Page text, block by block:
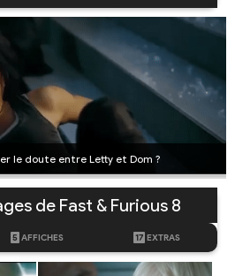
le doute entre Letty et Dom ?
de Fast & Furious 8
5 AFFICHES 17 EXTRAS